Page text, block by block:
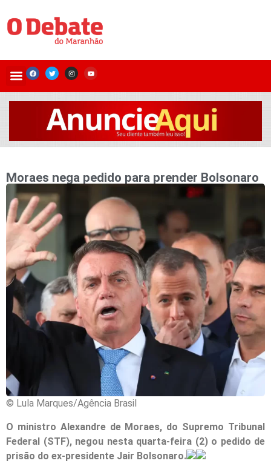
Moraes nega pedido para prender Bolsonaro
© Lula Marques/Agência Brasil
O ministro Alexandre de Moraes, do Supremo Tribunal
Federal (STF), negou nesta quarta-feira (2) o pedido de
prisão do ex-presidente Jair Bolsonaro.